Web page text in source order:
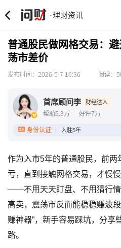
·理财资讯
普通股民做网格交易：
荡市差价
发布时间：2026-5-7 16:36 阅读：
首席顾问李 财经达人
帮助5.3万 好评7万
身份认证 入驻5年
作为入市5年的普通股民，前两
亏，直到接触网格交易，才慢
——不用天天盯盘、不用猜行
高卖，震荡市反而能稳稳赚波
赚神器”，新手容易踩坑，分享
路。